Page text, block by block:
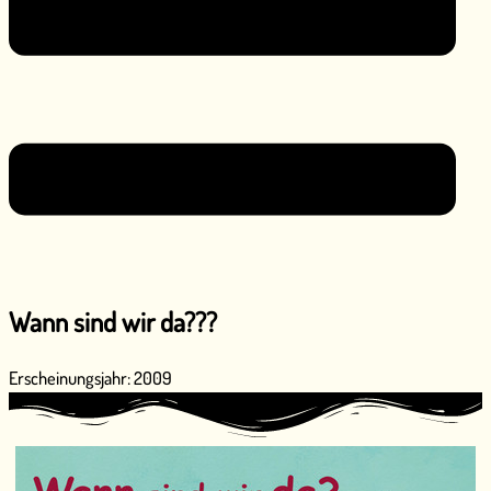
Wann sind wir da???
Erscheinungsjahr: 2009